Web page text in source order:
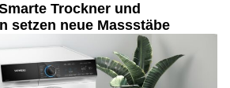
Trockner und
setzen neue Massstäbe